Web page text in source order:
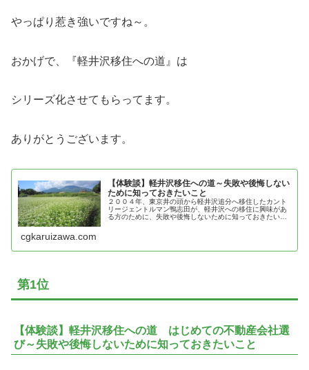
やっぱり惹き強いですね～。
おかげで、『軽井沢移住への道』は
シリーズ化させてもらってます。
ありがとうございます。
【体験談】軽井沢移住への道～失敗や後悔しない
ために知っておきたいこと
２００４年、東京井の頭から軽井沢追分へ移住したカント
リージェントルマン鴨志田が、軽井沢への移住に興味があ
る方のために、失敗や後悔しないために知っておきたいこ
cgkaruizawa.com
第1位
【体験談】軽井沢移住への道 はじめての不動産会社選
び～失敗や後悔しないために知っておきたいこと